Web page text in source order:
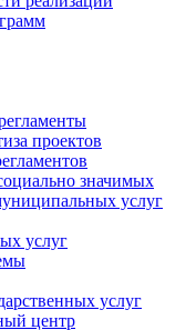
проектов
значимых
услуг
услуг
услуг
центр